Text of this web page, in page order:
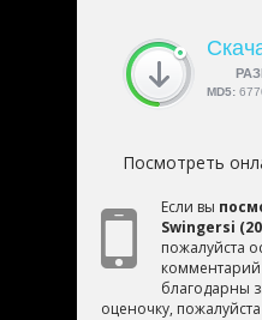
MD5:
Посмотреть
Если вы
Swingersi
пожалуйста
благодарны
оценочку, пожалуйста